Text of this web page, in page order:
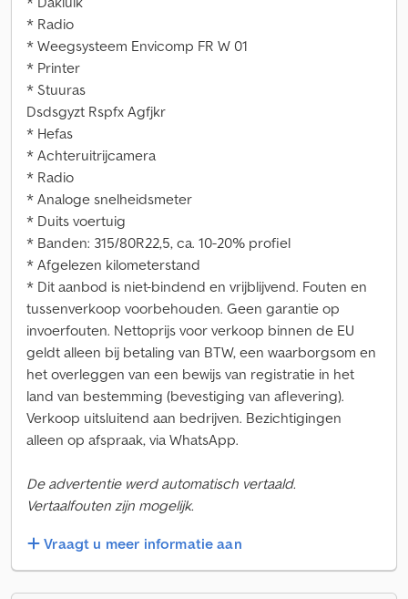
* Radio
* Weegsysteem Envicomp FR W 01
* Printer
* Stuuras
Dsdsgyzt Rspfx Agfjkr
* Hefas
* Achteruitrijcamera
* Radio
* Analoge snelheidsmeter
* Duits voertuig
* Banden: 315/80R22,5, ca. 10-20% profiel
* Afgelezen kilometerstand
* Dit aanbod is niet-bindend en vrijblijvend. Fouten en
tussenverkoop voorbehouden. Geen garantie op
invoerfouten. Nettoprijs voor verkoop binnen de EU
geldt alleen bij betaling van BTW, een waarborgsom en
het overleggen van een bewijs van registratie in het
land van bestemming (bevestiging van aflevering).
Verkoop uitsluitend aan bedrijven. Bezichtigingen
alleen op afspraak, via WhatsApp.
De advertentie werd automatisch vertaald.
Vertaalfouten zijn mogelijk.
Vraagt u meer informatie aan